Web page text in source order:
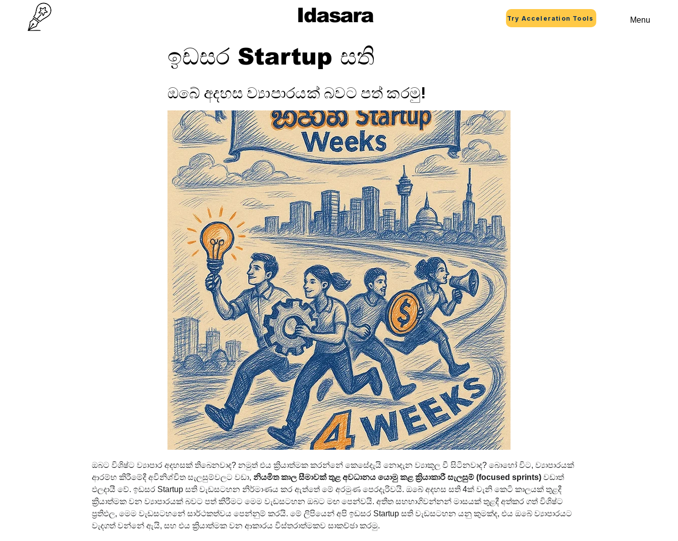
Idasara Try Acceleration Tools Menu
ඉඩසර Startup සති
ඔබේ අදහස ව්‍යාපාරයක් බවට පත් කරමු!
ඔබට විශිෂ්ට ව්‍යාපාර අදහසක් තිබෙනවාද? නමුත් එය ක්‍රියාත්මක කරන්නේ කෙසේදැයි නොදැන ව්‍යාකූල වී සිටිනවාද? බොහෝ විට, ව්‍යාපාරයක්
ආරම්භ කිරීමේදී අවිනිශ්චිත සැලසුම්වලට වඩා, නියමිත කාල සීමාවක් තුළ අවධානය යොමු කළ ක්‍රියාකාරී සැලසුම් (focused sprints) වඩාත්
ඵලදායී වේ. ඉඩසර Startup සති වැඩසටහන නිර්මාණය කර ඇත්තේ මේ අරමුණ පෙරදැරිවයි. ඔබේ අදහස සති 4ක් වැනි කෙටි කාලයක් තුළදී
ක්‍රියාත්මක වන ව්‍යාපාරයක් බවට පත් කිරීමට මෙම වැඩසටහන ඔබට මඟ පෙන්වයි. අතීත සහභාගිවන්නන් මාසයක් තුළදී අත්කර ගත් විශිෂ්ට
ප්‍රතිඵල, මෙම වැඩසටහනේ සාර්ථකත්වය පෙන්නුම් කරයි. මේ ලිපියෙන් අපි ඉඩසර Startup සති වැඩසටහන යනු කුමක්ද, එය ඔබේ ව්‍යාපාරයට
වැදගත් වන්නේ ඇයි, සහ එය ක්‍රියාත්මක වන ආකාරය විස්තරාත්මකව සාකච්ඡා කරමු.